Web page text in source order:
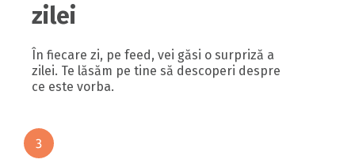
zilei
În fiecare zi, pe feed, vei găsi o surpriză a
zilei. Te lăsăm pe tine să descoperi despre
ce este vorba.